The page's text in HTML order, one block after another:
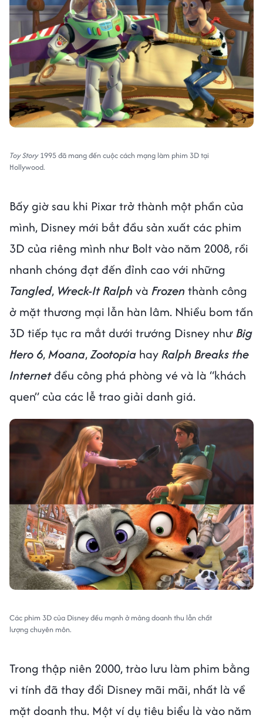
Toy Story1995 đã mang đến cuộc cách mạng làm phim 3D tại
Hollywood.
Bấy giờ sau khi Pixar trở thành một phần của
mình, Disney mới bắt đầu sản xuất các phim
3D của riêng mình như Bolt vào năm 2008, rồi
nhanh chóng đạt đến đỉnh cao với những
Tangled, Wreck-It Ralph và Frozen thành công
ở mặt thương mại lẫn hàn lâm. Nhiều bom tấn
3D tiếp tục ra mắt dưới trướng Disney nhưBig
Hero 6,Moana,Zootopia hayRalph Breaks the
Internetđều công phá phòng vé và là “khách
quen” của các lễ trao giải danh giá.
Các phim 3D của Disney đều mạnh ở mảng doanh thu lẫn chất
lượng chuyên môn.
Trong thập niên 2000, trào lưu làm phim bằng
vi tính đã thay đổi Disney mãi mãi, nhất là về
mặt doanh thu. Một ví dụ tiêu biểu là vào năm